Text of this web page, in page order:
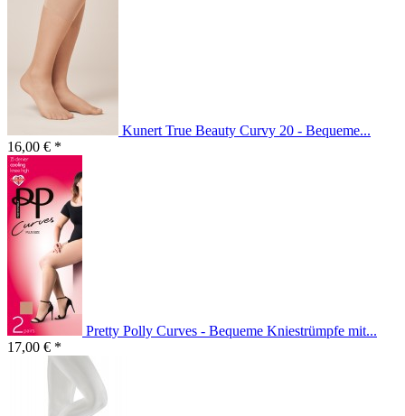
Kunert True Beauty Curvy 20 - Bequeme...
16,00 € *
Pretty Polly Curves - Bequeme Kniestrümpfe mit...
17,00 € *